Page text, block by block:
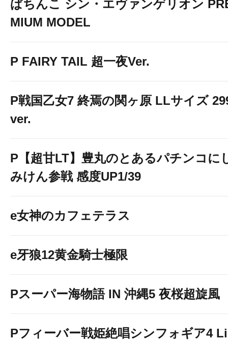
ぱちんこ シン・エヴァンゲリオン
MIUM MODEL
P FAIRY TAIL 超一夜Ver.
P戦国乙女7 終焉の関ヶ原 LLサイズ
ver.
P【超甘LT】豊丸のとあるパチンコに
みけん参戦 感度UP1/39
e女神のカフェテラス
e牙狼12黄金騎士極限
Pスーパー海物語 IN 沖縄5 夜桜超旋風
Pフィーバー戦姫絶唱シンフォギア4